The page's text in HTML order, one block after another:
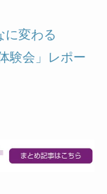
に変わる
験会」レポー